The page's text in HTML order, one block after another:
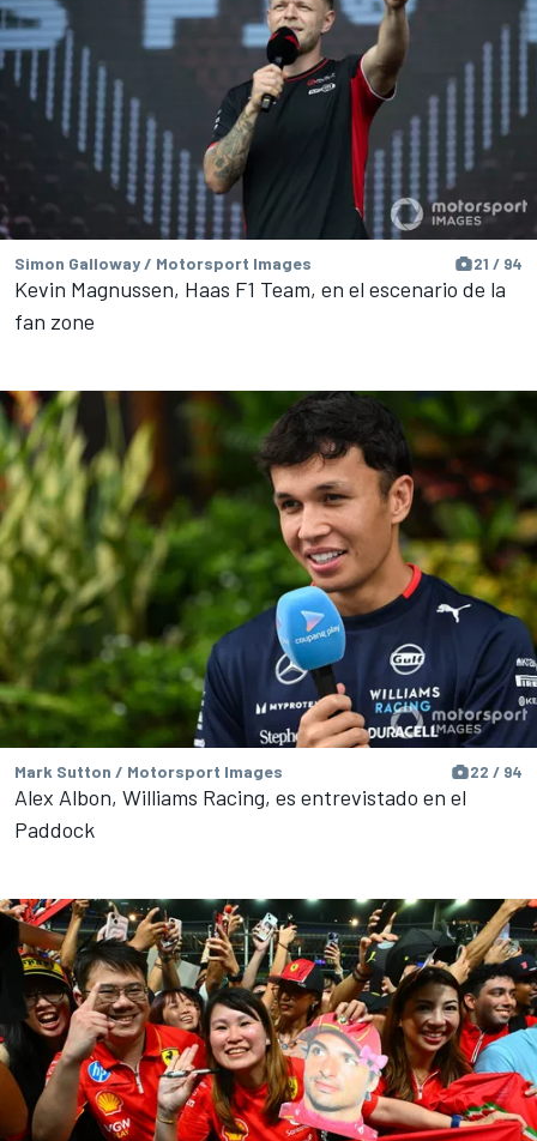
Simon Galloway / Motorsport Images 21 / 94
Kevin Magnussen, Haas F1 Team, en el escenario de la
fan zone
Mark Sutton / Motorsport Images 22 / 94
Alex Albon, Williams Racing, es entrevistado en el
Paddock